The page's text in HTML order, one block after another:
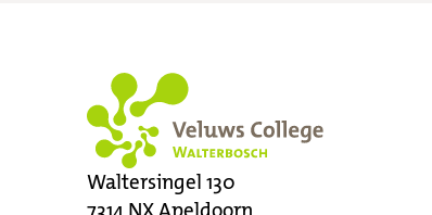
Waltersingel 130